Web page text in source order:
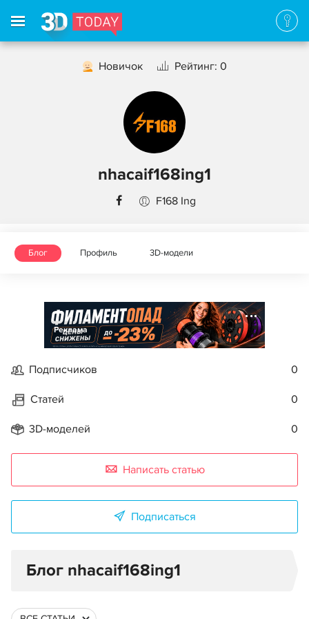
Новичок Рейтинг: 0
nhacaif168ing1
F168 Ing
Блог Профиль 3D-модели
Реклама
Подписчиков 0
Статей 0
3D-моделей 0
Написать статью
Подписаться
Блог nhacaif168ing1